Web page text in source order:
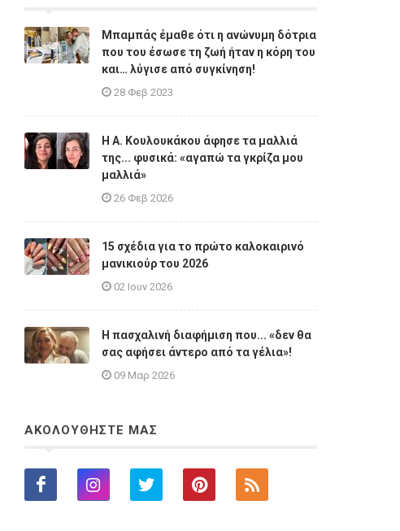
Μπαμπάς έμαθε ότι η ανώνυμη δότρια
που του έσωσε τη ζωή ήταν η κόρη του
και… λύγισε από συγκίνηση!
28 Φεβ 2023
Η A. Κουλουκάκου άφησε τα μαλλιά
της... φυσικά: «αγαπώ τα γκρίζα μου
μαλλιά»
26 Φεβ 2026
15 σχέδια για το πρώτο καλοκαιρινό
μανικιούρ του 2026
02 Ιουν 2026
Η πασχαλινή διαφήμιση που... «δεν θα
σας αφήσει άντερο από τα γέλια»!
09 Μαρ 2026
ΑΚΟΛΟΥΘΗΣΤΕ ΜΑΣ